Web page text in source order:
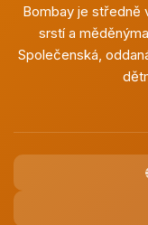
Bombay je středně
srstí a
Společenská,